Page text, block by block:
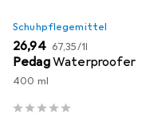
Schuhpflegemittel
EUR
26,94 EUR
67,35/1l
PedagWaterproofer
400 ml